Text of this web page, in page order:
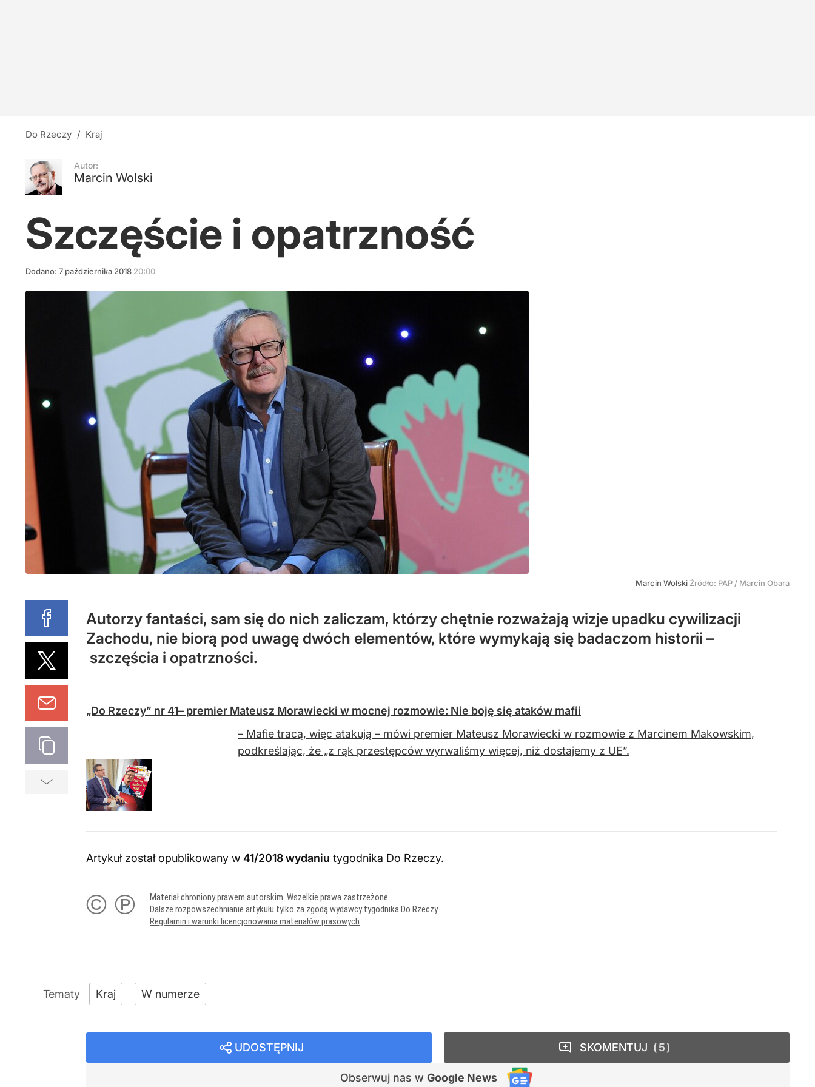
2
Do Rzeczy / Kraj
Autor:
Marcin Wolski
Szczęście i opatrzność
Dodano: 7 października 2018 20:00
Marcin Wolski Źródło: PAP / Marcin Obara
Autorzy fantaści, sam się do nich zaliczam, którzy chętnie rozważają wizje upadku cywilizacji
Zachodu, nie biorą pod uwagę dwóch elementów, które wymykają się badaczom historii –
szczęścia i opatrzności.
„Do Rzeczy” nr 41– premier Mateusz Morawiecki w mocnej rozmowie: Nie boję się ataków mafii
– Mafie tracą, więc atakują – mówi premier Mateusz Morawiecki w rozmowie z Marcinem Makowskim,
podkreślając, że „z rąk przestępców wyrwaliśmy więcej, niż dostajemy z UE”.
Artykuł został opublikowany w 41/2018 wydaniu tygodnika Do Rzeczy.
© ℗
Materiał chroniony prawem autorskim. Wszelkie prawa zastrzeżone.
Dalsze rozpowszechnianie artykułu tylko za zgodą wydawcy tygodnika Do Rzeczy.
Regulamin i warunki licencjonowania materiałów prasowych.
Kraj W numerze
UDOSTĘPNIJ
Obserwuj nas w Google News
SKOMENTUJ 5